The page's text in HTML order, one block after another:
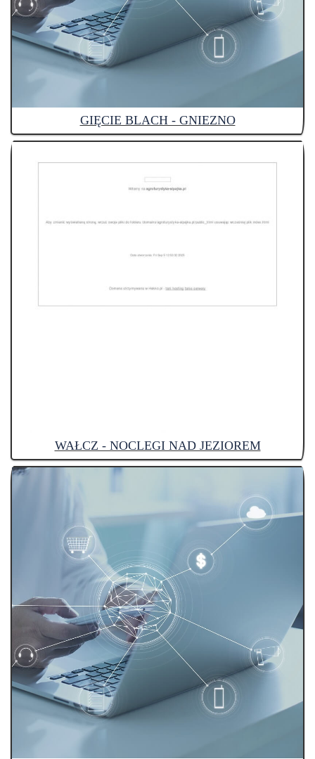
GIĘCIE BLACH - GNIEZNO
WAŁCZ - NOCLEGI NAD JEZIOREM